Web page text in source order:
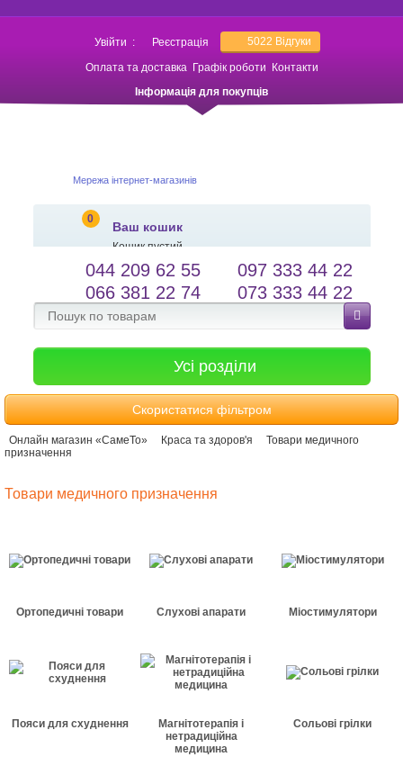
Увійти : Реєстрація 5022 Відгуки
Оплата та доставка Графік роботи
Контакти
Інформація для покупців
Мережа інтернет-магазинів
0
Ваш кошик
Кошик пустий
salessameto@gmail.com
Зворотній зв'язок
Мова сайту
044 209 62 55
097 333 44 22
066 381 22 74
073 333 44 22
Усі розділи
Скористатися фільтром
Онлайн магазин «СамеТо» Краса та здоров'я
Товари медичного
призначення
Товари медичного призначення
Ортопедичні товари Слухові апарати Міостимулятори
Пояси для схуднення
Магнітотерапія і
нетрадиційна
медицина
Сольові грілки